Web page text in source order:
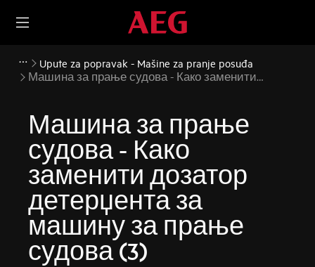
Upute za popravak - Mašine za pranje posuđa
Машина за прање судова - Како заменити
Машина за прање
судова - Како
заменити дозатор
детерџента за
машину за прање
судова (3)